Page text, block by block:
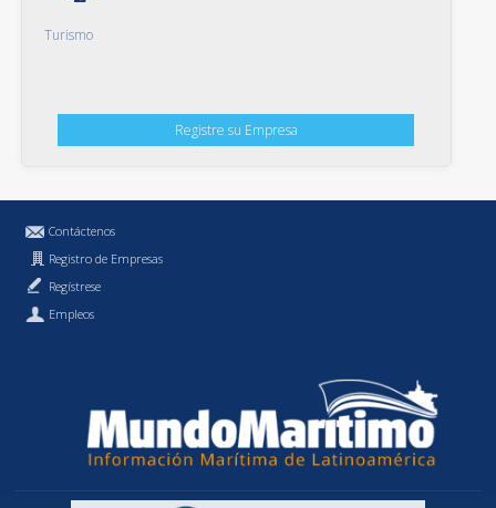
Turismo
Registre su Empresa
Contáctenos
Registro de Empresas
Regístrese
Empleos